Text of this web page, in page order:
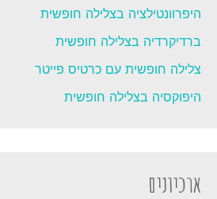
היפרוונטילציה בצלילה חופשית
ברדיקרדיה בצלילה חופשית
צלילה חופשית עם כרטיס פייטר
היפוקסיה בצלילה חופשית
ארכיונים